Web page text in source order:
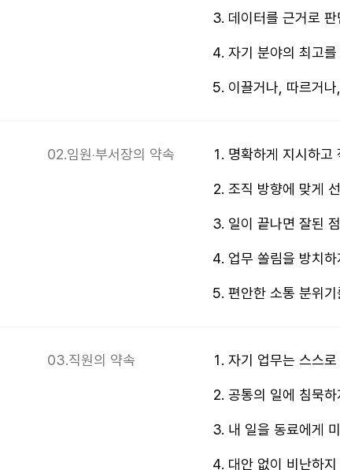
데이터를 근거로 판
자기 분야의 최고
이끌거나, 따르거
02.임원‧부서장의 약속 명확하게 지시하고
조직 방향에 맞게
일이 끝나면 잘된
업무 쏠림을 방치
편안한 소통 분위
03.직원의 약속 자기 업무는 스스
공통의 일에 침묵
내 일을 동료에게
대안 없이 비난하지